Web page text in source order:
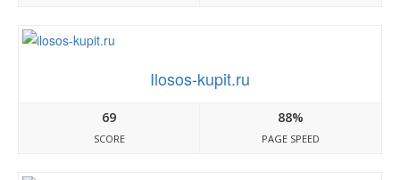
Ilosos-kupit.ru
69
SCORE
88%
PAGE SPEED